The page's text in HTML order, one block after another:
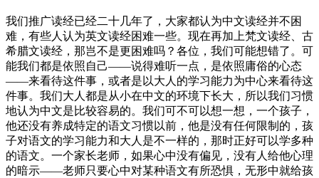
我们推广读经已经二十几年了，大家都认为中文读经并不困
难，有些人认为英文读经困难一些。现在再加上梵文读经、古
希腊文读经，那岂不是更困难吗？各位，我们可能想错了。可
能我们都是依照自己——说得难听一点，是依照庸俗的心态
——来看待这件事，或者是以大人的学习能力为中心来看待这
件事。我们大人都是从小在中文的环境下长大，所以我们习惯
地认为中文是比较容易的。我们可不可以想一想，一个孩子，
他还没有养成特定的语文习惯以前，他是没有任何限制的，孩
子对语文的学习能力和大人是不一样的，那时正好可以学多种
的语文。一个家长老师，如果心中没有偏见，没有人给他心理
的暗示——老师只要心中对某种语文有所恐惧，无形中就给孩